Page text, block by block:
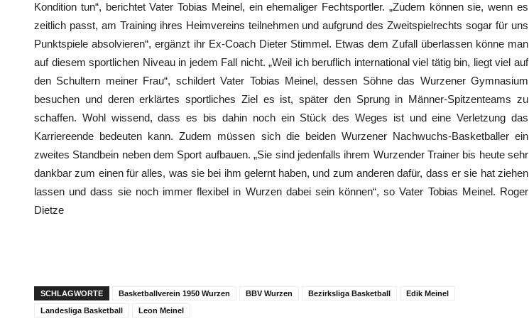
Kondition tun“, berichtet Vater Tobias Meinel, ein ehemaliger Fechtsportler. „Zudem können sie, wenn es
zeitlich passt, am Training ihres Heimvereins teilnehmen und aufgrund des Zweitspielrechts sogar für uns
Punktspiele absolvieren“, ergänzt ihr Ex-Coach Dieter Stimmel. Etwas dem Zufall überlassen könne man
auf diesem sportlichen Niveau in jedem Fall nicht. „Weil ich beruflich international viel tätig bin, liegt viel auf
den Schultern meiner Frau“, schildert Vater Tobias Meinel, dessen Söhne das Wurzener Gymnasium
besuchen und deren erklärtes sportliches Ziel es ist, später den Sprung in Männer-Spitzenteams zu
schaffen. Wohl wissend, dass es bis dahin noch ein Stück des Weges ist und eine Verletzung das
Karriereende bedeuten kann. Zudem müssen sich die beiden Wurzener Nachwuchs-Basketballer ein
zweites Standbein neben dem Sport aufbauen. „Sie sind jedenfalls ihrem Wurzender Trainer bis heute sehr
dankbar zum einen für alles, was sie bei ihm gelernt haben, und zum anderen dafür, dass er sie hat ziehen
lassen und dass sie noch immer flexibel in Wurzen dabei sein können“, so Vater Tobias Meinel. Roger
Dietze
SCHLAGWORTE Basketballverein 1950 Wurzen BBV Wurzen Bezirksliga Basketball
Edik Meinel
Landesliga Basketball
Leon Meinel